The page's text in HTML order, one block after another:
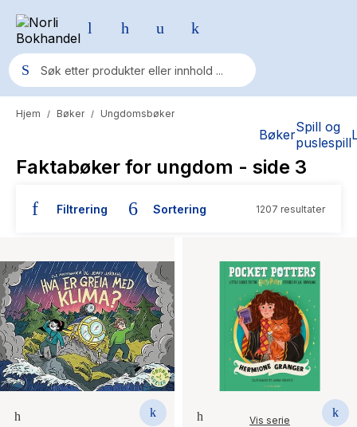
BøkerSpill og
puslespill
Populære søk
Fury Bound - Sable Sorensen
Elizabeth Strout
Hitster
Hypopressiv trening
The Housemaid
Hjem / Bøker / Ungdomsbøker
Faktabøker for ungdom - side 3
Filtrering Sortering 1207 resultater
Vis serie